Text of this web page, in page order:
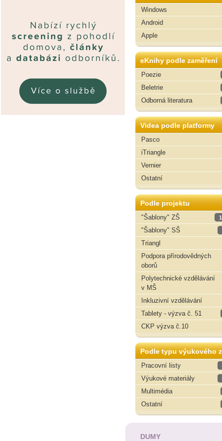
Windows
Android
Apple
eKnihy podle zaměření
Poezie
Beletrie
Odborná literatura
Videa podle platformy
Pasco
iTriangle
Vernier
Ostatní
Podle projektu
"Šablony" ZŠ
"Šablony" SŠ
Triangl
Podpora přírodovědných
oborů
Polytechnické vzdělávání
v MŠ
Inkluzivní vzdělávání
Tablety - výzva č. 51
CKP výzva č.10
Podle typu výukového
Pracovní listy
Výukové materiály
Multimédia
Ostatní
DUMY